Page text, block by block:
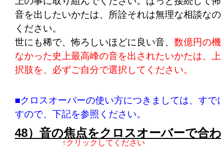
音を出したいかたは、所詮それは無理な相談な
ください。
世にも稀で、怖ろしいほどに良い音、 数億円の
なかった史上最高峰の音を出されたいかたは、
択肢を、必ずご自分で選択してください。
■クロスオーバーの使い方につきましては、すで
すので、下記を参照ください。
48）音の焦点をクロスオーバーで合
↑クリックしてください